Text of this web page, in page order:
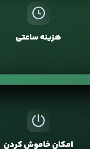
هزینه ساعتی
هزینه سرویس‌ها به صورت
کسر می‌شود، بنابراین نیازی
یا سالانه نیست. همچنین
چند ساعت تهیه کرده و سپس
امکان خاموش کردن
است برای تست و توسعه
کرده باشید و نیاز نباشد تا
روشن و قابل استفاده باشد به
امکان خاموش کردن سرویس وجود